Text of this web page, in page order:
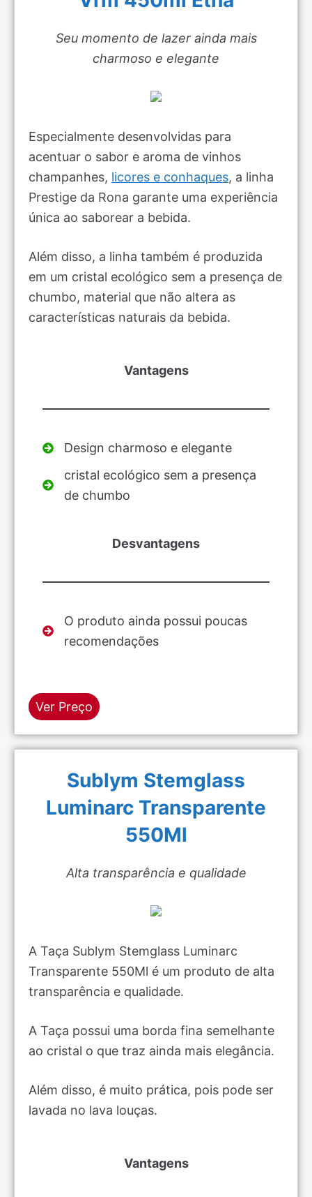
Seu momento de lazer ainda mais
charmoso e elegante
Especialmente desenvolvidas para
acentuar o sabor e aroma de vinhos
champanhes, licores e conhaques, a linha
Prestige da Rona garante uma experiência
única ao saborear a bebida.
Além disso, a linha também é produzida
em um cristal ecológico sem a presença de
chumbo, material que não altera as
características naturais da bebida.
Vantagens
Design charmoso e elegante
cristal ecológico sem a presença
de chumbo
Desvantagens
O produto ainda possui poucas
recomendações
Ver Preço
Sublym Stemglass
Luminarc Transparente
550Ml
Alta transparência e qualidade
A Taça Sublym Stemglass Luminarc
Transparente 550Ml é um produto de alta
transparência e qualidade.
A Taça possui uma borda fina semelhante
ao cristal o que traz ainda mais elegância.
Além disso, é muito prática, pois pode ser
lavada no lava louças.
Vantagens